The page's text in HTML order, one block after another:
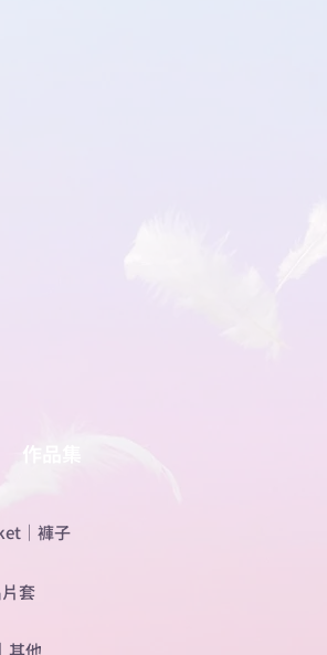
作品集
｜ 褲子
套
｜ 其他